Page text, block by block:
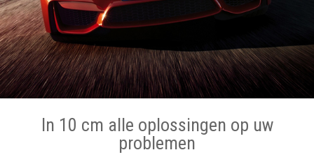
In 10 cm alle oplossingen op uw
problemen